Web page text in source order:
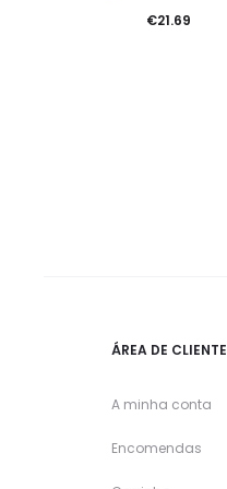
€21.69
ÁREA DE CLIENTE
A minha conta
Encomendas